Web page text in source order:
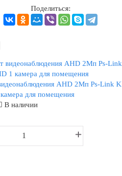
Поделиться:
AHD 2Мп Ps-Link
для помещения
В наличии